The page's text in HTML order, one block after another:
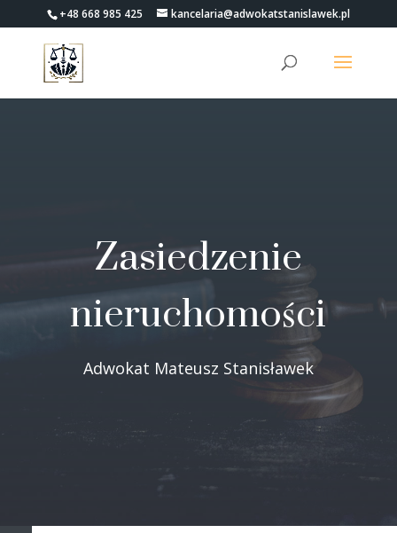
+48 668 985 425 kancelaria@adwokatstanislawek.pl
Zasiedzenie
nieruchomości
Adwokat Mateusz Stanisławek